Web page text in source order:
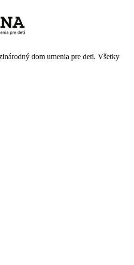
dom umenia pre deti. Všetky